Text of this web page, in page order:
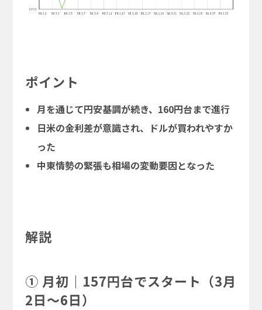
ポイント
月を通じて円安基調が続き、160円台まで進行
日米の金利差が意識され、ドルが買われやすか
った
中東情勢の緊張も相場の変動要因となった
解説
① 月初｜157円台でスタート（3月
2日～6日）